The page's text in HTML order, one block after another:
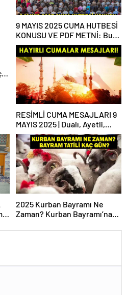
9 MAYIS 2025 CUMA HUTBESİ
KONUSU VE PDF METNİ: Bu
haftaki Cuma hutbesi konusu
ne?
RESİMLİ CUMA MESAJLARI 9
MAYIS 2025 | Dualı, Ayetli,
Hadisli, Yazılı, En Yeni Cuma
Mesajları ve Sözleri!
2025 Kurban Bayramı Ne
Zaman? Kurban Bayramı’na
Kaç Gün? 2025 Dini Günler